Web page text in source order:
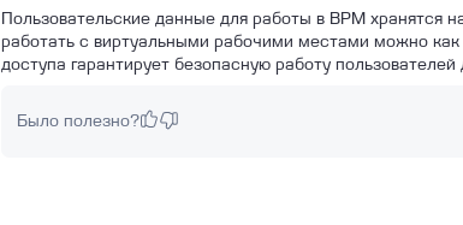
Пользовательские данные для работы в ВРМ хранятся
работать с виртуальными рабочими местами можно
доступа гарантирует безопасную работу
Было полезно?